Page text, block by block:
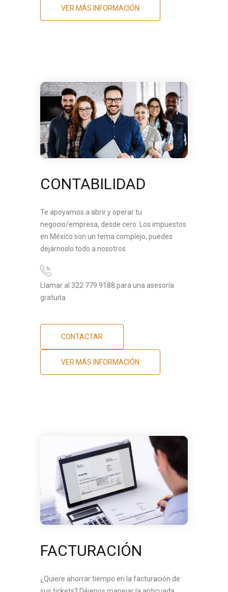
VER MÁS INFORMACIÓN
CONTABILIDAD
Te apoyamos a abrir y operar tu
negocio/empresa, desde cero. Los impuestos
en México son un tema complejo, puedes
dejárnoslo todo a nosotros
Llamar al 322 779 9188 para una asesoría
gratuita
CONTACTAR
VER MÁS INFORMACIÓN
FACTURACIÓN
¿Quiere ahorrar tiempo en la facturación de